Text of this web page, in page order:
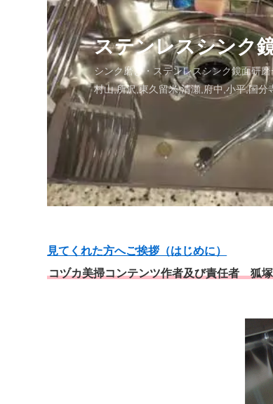
ステンレスシンク
シンク磨き・ステンレスシンク鏡面研
村山,所沢,東久留米,清瀬,府中,小平,国分
見てくれた方へご挨拶（はじめに）
コヅカ美掃コンテンツ作者及び責任者 狐